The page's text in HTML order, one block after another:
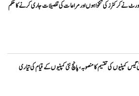
نے کرکٹرز کی تنخواہوں اور مراعات کی تفصیلات جاری کرنے کا حکم
کمپنیوں کی تقسیم کا منصوبہ، پانچ نئی کمپنیوں کے قیام کی تیاری